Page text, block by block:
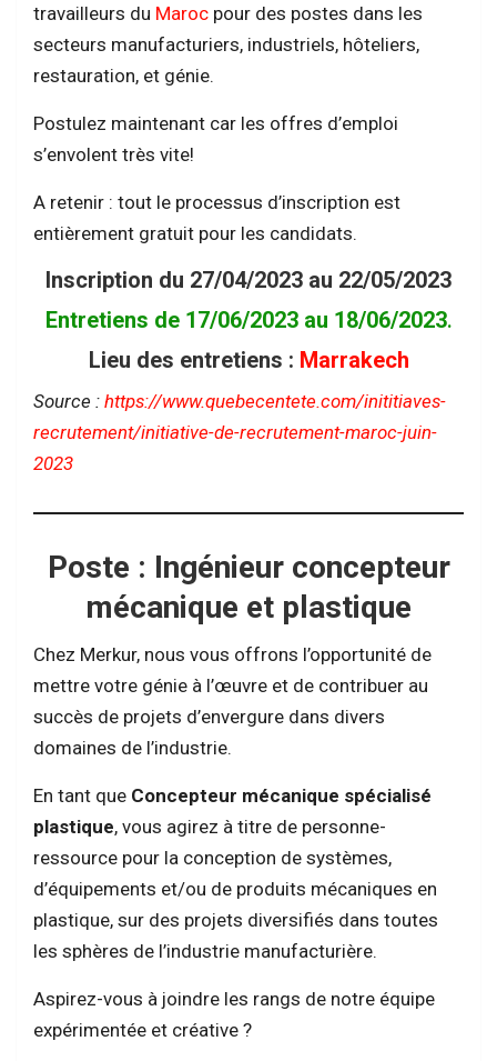
travailleurs du Maroc pour des postes dans les
secteurs manufacturiers, industriels, hôteliers,
restauration, et génie.
Postulez maintenant car les offres d’emploi
s’envolent très vite!
A retenir : tout le processus d’inscription est
entièrement gratuit pour les candidats.
Inscription du 27/04/2023 au 22/05/2023
Entretiens de 17/06/2023 au 18/06/2023.
Lieu des entretiens : Marrakech
Source : https://www.quebecentete.com/inititiaves-
recrutement/initiative-de-recrutement-maroc-juin-
2023
Poste : Ingénieur concepteur
mécanique et plastique
Chez Merkur, nous vous offrons l’opportunité de
mettre votre génie à l’œuvre et de contribuer au
succès de projets d’envergure dans divers
domaines de l’industrie.
En tant que Concepteur mécanique spécialisé
plastique, vous agirez à titre de personne-
ressource pour la conception de systèmes,
d’équipements et/ou de produits mécaniques en
plastique, sur des projets diversifiés dans toutes
les sphères de l’industrie manufacturière.
Aspirez-vous à joindre les rangs de notre équipe
expérimentée et créative ?